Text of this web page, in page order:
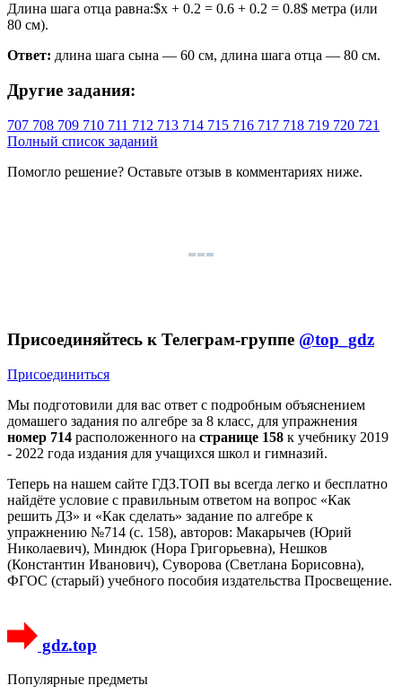
Длина шага отца равна:$x + 0.2 = 0.6 + 0.2 = 0.8$ метра (или
80 см).
Ответ: длина шага сына — 60 см, длина шага отца — 80 см.
Другие задания:
707 708 709 710 711 712 713 714 715 716 717 718 719 720 721
Полный список заданий
Помогло решение? Оставьте отзыв в комментариях ниже.
Присоединяйтесь к Телеграм-группе @top_gdz
Присоединиться
Мы подготовили для вас ответ c подробным объяснением
домашего задания по алгебре за 8 класс, для упражнения
номер 714 расположенного на странице 158 к учебнику 2019
- 2022 года издания для учащихся школ и гимназий.
Теперь на нашем сайте ГДЗ.ТОП вы всегда легко и бесплатно
найдёте условие с правильным ответом на вопрос «Как
решить ДЗ» и «Как сделать» задание по алгебре к
упражнению №714 (с. 158), авторов: Макарычев (Юрий
Николаевич), Миндюк (Нора Григорьевна), Нешков
(Константин Иванович), Суворова (Светлана Борисовна),
ФГОС (старый) учебного пособия издательства Просвещение.
gdz.top
Популярные предметы